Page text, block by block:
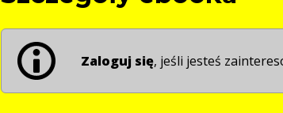
Zaloguj się, jeśli jesteś